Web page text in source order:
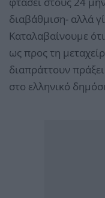
διαβάθμιση- αλλά
Καταλαβαίνουμε
ως προς τη
διαπράττουν
στο ελληνικό